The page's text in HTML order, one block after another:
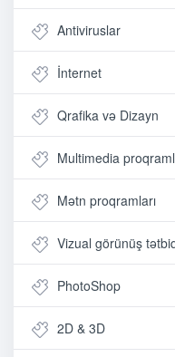
Antiviruslar
İnternet
Qrafika və Dizayn
Multimedia
Mətn proqramları
Vizual görünüş
PhotoShop
2D & 3D